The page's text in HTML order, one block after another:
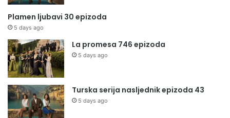
Plamen ljubavi 30 epizoda
5 days ago
La promesa 746 epizoda
5 days ago
Turska serija nasljednik epizoda 43
5 days ago